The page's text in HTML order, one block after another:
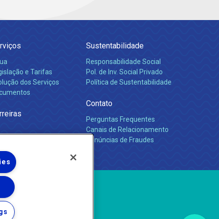
e Tarifas
dos Serviços
Sustentabilidade
Responsabilidade Social
Pol. de Inv. Social Privado
Política de Sustentabilidade
Contato
Perguntas Frequentes
Canais de Relacionamento
Denúncias de Fraudes